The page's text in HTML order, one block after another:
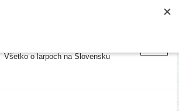
Všetko o larpoch na Slovensku